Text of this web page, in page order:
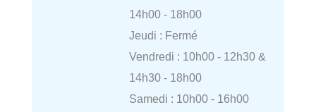
14h00 - 18h00
Jeudi : Fermé
Vendredi : 10h00 - 12h30 &
14h30 - 18h00
Samedi : 10h00 - 16h00